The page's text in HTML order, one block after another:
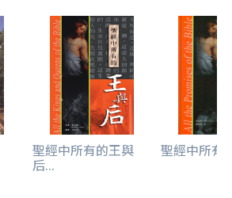
聖經中所有的王與
后...
聖經中所有